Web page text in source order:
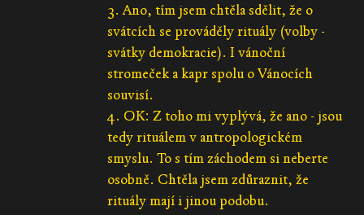
3. Ano, tím jsem chtěla sdělit, že o
svátcích se prováděly rituály (volby -
svátky demokracie). I vánoční
stromeček a kapr spolu o Vánocích
souvisí.
4. OK: Z toho mi vyplývá, že ano - jsou
tedy rituálem v antropologickém
smyslu. To s tím záchodem si neberte
osobně. Chtěla jsem zdůraznit, že
rituály mají i jinou podobu.